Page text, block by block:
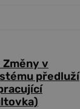
v
předluží